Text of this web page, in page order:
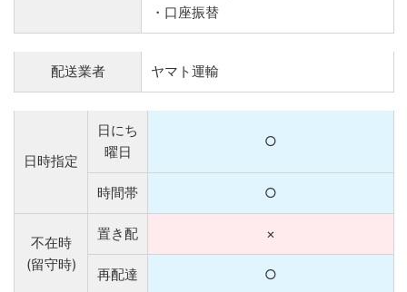
・口座振替
配送業者 ヤマト運輸
日時指定
日にち
曜日
○
時間帯 ○
不在時
(留守時)
置き配 ×
再配達 ○